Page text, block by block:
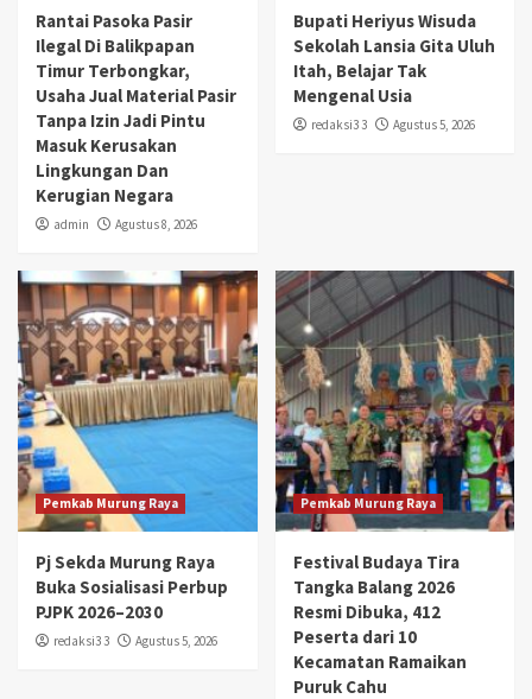
Rantai Pasoka Pasir
Ilegal Di Balikpapan
Timur Terbongkar,
Usaha Jual Material Pasir
Tanpa Izin Jadi Pintu
Masuk Kerusakan
Lingkungan Dan
Kerugian Negara
admin Agustus 8, 2026
Bupati Heriyus Wisuda
Sekolah Lansia Gita Uluh
Itah, Belajar Tak
Mengenal Usia
redaksi3 3 Agustus 5, 2026
Pemkab Murung Raya
Pj Sekda Murung Raya
Buka Sosialisasi Perbup
PJPK 2026–2030
redaksi3 3 Agustus 5, 2026
Pemkab Murung Raya
Festival Budaya Tira
Tangka Balang 2026
Resmi Dibuka, 412
Peserta dari 10
Kecamatan Ramaikan
Puruk Cahu